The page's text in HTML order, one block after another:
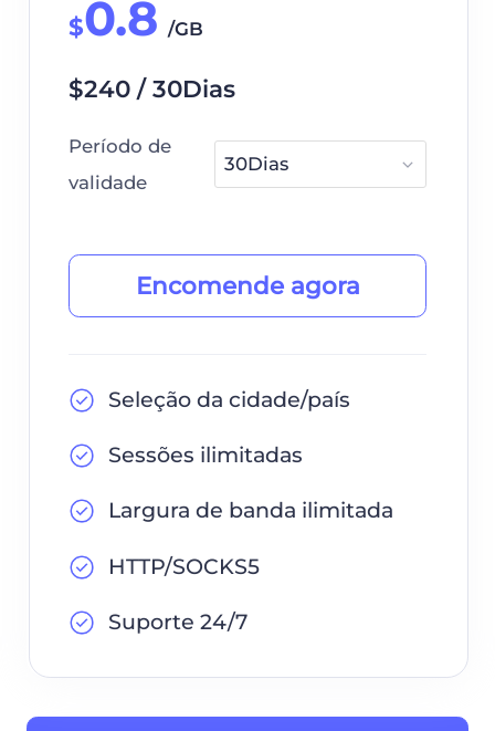
$0.8 /GB
$240 / 30Dias
Período de
validade
Encomende agora
Seleção da cidade/país
Sessões ilimitadas
Largura de banda ilimitada
HTTP/SOCKS5
Suporte 24/7